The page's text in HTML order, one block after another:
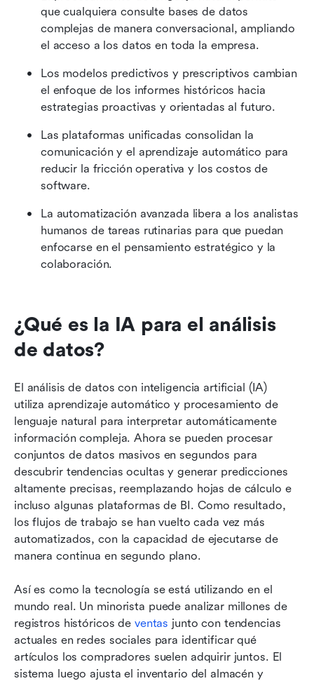
que cualquiera consulte bases de datos
complejas de manera conversacional, ampliando
el acceso a los datos en toda la empresa.
Los modelos predictivos y prescriptivos cambian
el enfoque de los informes históricos hacia
estrategias proactivas y orientadas al futuro.
Las plataformas unificadas consolidan la
comunicación y el aprendizaje automático para
reducir la fricción operativa y los costos de
software.
La automatización avanzada libera a los analistas
humanos de tareas rutinarias para que puedan
enfocarse en el pensamiento estratégico y la
colaboración.
¿Qué es la IA para el análisis
de datos?
El análisis de datos con inteligencia artificial (IA)
utiliza aprendizaje automático y procesamiento de
lenguaje natural para interpretar automáticamente
información compleja. Ahora se pueden procesar
conjuntos de datos masivos en segundos para
descubrir tendencias ocultas y generar predicciones
altamente precisas, reemplazando hojas de cálculo e
incluso algunas plataformas de BI. Como resultado,
los flujos de trabajo se han vuelto cada vez más
automatizados, con la capacidad de ejecutarse de
manera continua en segundo plano.
Así es como la tecnología se está utilizando en el
mundo real. Un minorista puede analizar millones de
registros históricos de ventas junto con tendencias
actuales en redes sociales para identificar qué
artículos los compradores suelen adquirir juntos. El
sistema luego ajusta el inventario del almacén y